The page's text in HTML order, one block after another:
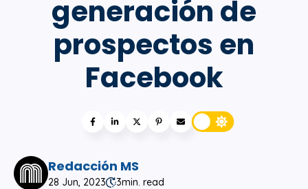
generación de
prospectos en
Facebook
Redacción MS
28 Jun, 2023 3min. read